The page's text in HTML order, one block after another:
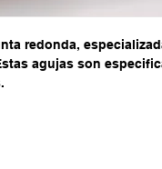
redonda,
agujas son